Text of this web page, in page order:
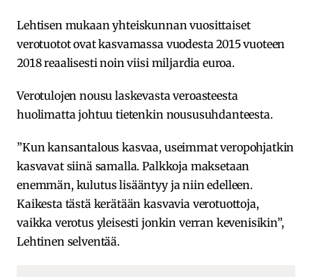
Lehtisen mukaan yhteiskunnan vuosittaiset
verotuotot ovat kasvamassa vuodesta 2015 vuoteen
2018 reaalisesti noin viisi miljardia euroa.
Verotulojen nousu laskevasta veroasteesta
huolimatta johtuu tietenkin noususuhdanteesta.
”Kun kansantalous kasvaa, useimmat veropohjatkin
kasvavat siinä samalla. Palkkoja maksetaan
enemmän, kulutus lisääntyy ja niin edelleen.
Kaikesta tästä kerätään kasvavia verotuottoja,
vaikka verotus yleisesti jonkin verran kevenisikin”,
Lehtinen selventää.